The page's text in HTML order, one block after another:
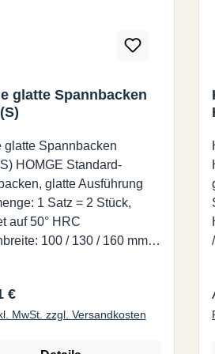
83, 87, 89, 91, 93, 97, 99
300, HHV/HHT-350,
und einem Handgriff
Anzahl der Löcher: 26, 28,
37, 38, 39, 41, 43, 44,
51, 53, 57, 59 Platte B,
Löcher: 61, 63, 67, 69,
79, 81, 83, 87, 89, 91,
glatte Spannbacken
glatte Spannbacken
glatte Ausführung
1 Satz = 2 Stück,
auf 50° HRC
100 / 130 / 160 mm,
Preis:
€
MwSt. zzgl. Versandkosten